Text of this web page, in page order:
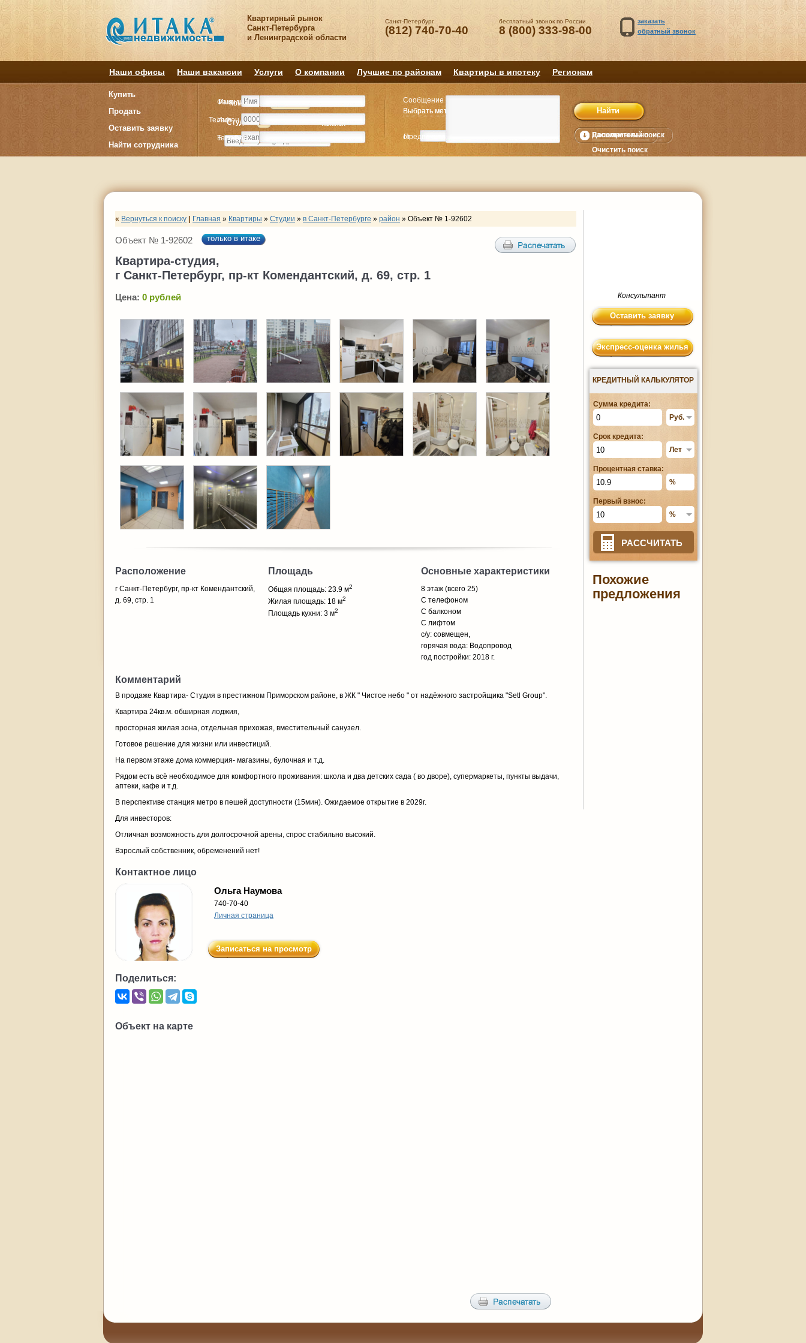
Квартирный рынок
Санкт-Петербурга
и Ленинградской области
Санкт-Петербург
(812) 740-70-40
бесплатный звонок по России
8 (800) 333-98-00
заказать
обратный звонок
Наши офисы Наши вакансии Услуги О компании Лучшие по районам Квартиры в ипотеку Регионам
Купить
Продать
Оставить заявку
Найти сотрудника
Комнату
Студия Комнат
Выбрать метро
от
Расширенный поиск
Очистить поиск
Комнату
Студия Комнат
Выбрать метро
Предпочитаемая цена Дополнительно
Имя
Телефон
E-mail
Сообщение
Фамилия
Имя
Телефон
« Вернуться к поиску Главная » Квартиры » Студии » в Санкт-Петербурге » район » Объект № 1-92602
Объект № 1-92602 только в итаке
Квартира-студия,
г Санкт-Петербург, пр-кт Комендантский, д. 69, стр. 1
Цена: 0 рублей
Расположение
г Санкт-Петербург, пр-кт Комендантский,
д. 69, стр. 1
Площадь
Общая площадь: 23.9 м2
Жилая площадь: 18 м2
Площадь кухни: 3 м2
Основные характеристики
8 этаж (всего 25)
С телефоном
С балконом
С лифтом
с/у: совмещен,
горячая вода: Водопровод
год постройки: 2018 г.
Комментарий
В продаже Квартира- Студия в престижном Приморском районе, в ЖК " Чистое небо " от надёжного застройщика "Setl Group".
Квартира 24кв.м. обширная лоджия,
просторная жилая зона, отдельная прихожая, вместительный санузел.
Готовое решение для жизни или инвестиций.
На первом этаже дома коммерция- магазины, булочная и т.д.
Рядом есть всё необходимое для комфортного проживания: школа и два детских сада ( во дворе), супермаркеты, пункты выдачи,
аптеки, кафе и т.д.
В перспективе станция метро в пешей доступности (15мин). Ожидаемое открытие в 2029г.
Для инвесторов:
Отличная возможность для долгосрочной арены, спрос стабильно высокий.
Взрослый собственник, обременений нет!
Контактное лицо
Ольга Наумова
740-70-40
Личная страница
Записаться на просмотр
Поделиться:
Объект на карте
Консультант
Оставить заявку
Экспресс-оценка жилья
КРЕДИТНЫЙ КАЛЬКУЛЯТОР
Сумма кредита:
Срок кредита:
Процентная ставка:
Первый взнос:
РАССЧИТАТЬ
Похожие
предложения